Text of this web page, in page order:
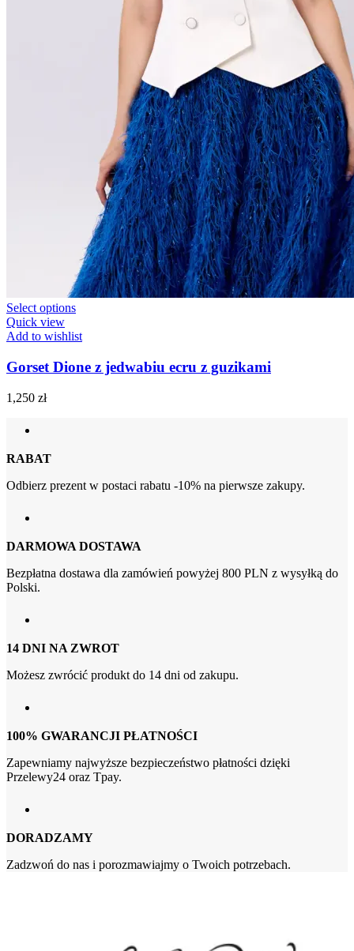
Select options
Quick view
Add to wishlist
Gorset Dione z jedwabiu ecru z guzikami
1,250 zł
RABAT
Odbierz prezent w postaci rabatu -10% na pierwsze zakupy.
DARMOWA DOSTAWA
Bezpłatna dostawa dla zamówień powyżej 800 PLN z wysyłką do
Polski.
14 DNI NA ZWROT
Możesz zwrócić produkt do 14 dni od zakupu.
100% GWARANCJI PŁATNOŚCI
Zapewniamy najwyższe bezpieczeństwo płatności dzięki
Przelewy24 oraz Tpay.
DORADZAMY
Zadzwoń do nas i porozmawiajmy o Twoich potrzebach.